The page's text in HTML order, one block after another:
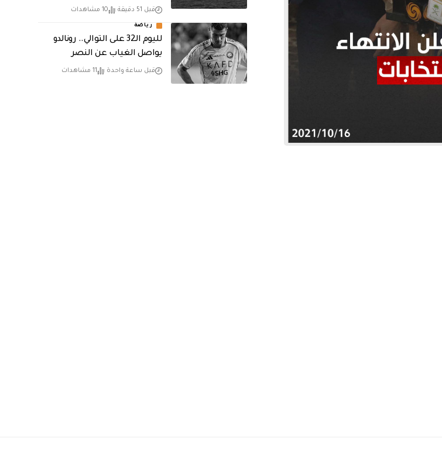
قبل 51 دقيقة 10 مشاهدات
رياضة
لليوم الـ32 على التوالي.. رونالدو
يواصل الغياب عن النصر
قبل ساعة واحدة 11 مشاهدات